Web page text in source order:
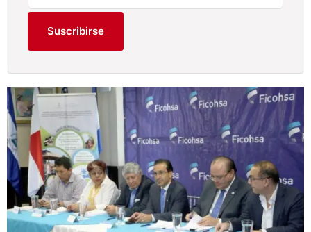
Suscribirse